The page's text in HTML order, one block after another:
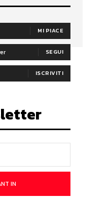
MI PIACE
SEGUI
ISCRIVITI
IN